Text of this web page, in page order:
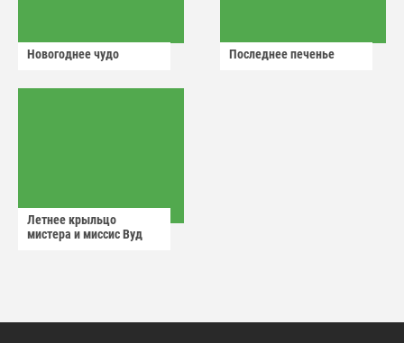
Новогоднее чудо Последнее печенье
Летнее крыльцо
мистера и миссис Вуд